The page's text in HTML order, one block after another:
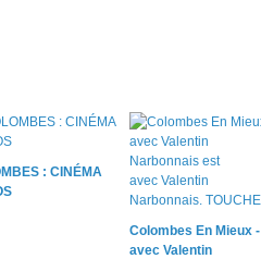
: CINÉMA
Colombes En Mieux -
avec Valentin